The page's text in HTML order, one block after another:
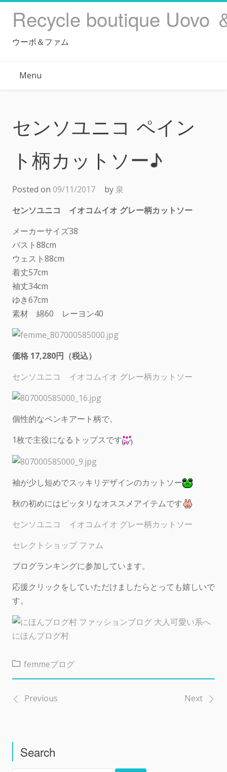
Recycle boutique Uovo
ウーボ＆ファム
Menu
センソユニコ ペイン
ト柄カットソー♪
Posted on 09/11/2017 by 泉
センソユニコ イオコムイオ グレー柄カットソー
メーカーサイズ38
バスト88cm
ウェスト88cm
着丈57cm
袖丈34cm
ゆき67cm
素材 綿60 レーヨン40
価格 17,280円（税込）
センソユニコ イオコムイオ グレー柄カットソー
個性的なペンキアート柄で、
1枚で主役になるトップスです
袖が少し短めでスッキリデザインのカットソー
秋の初めにはピッタリなオススメアイテムです
センソユニコ イオコムイオ グレー柄カットソー
セレクトショップ ファム
ブログランキングに参加しています。
応援クリックをしていただけましたらとっても嬉しいで
す。
にほんブログ村
femmeブログ
投
ナ
Previous Next
Search